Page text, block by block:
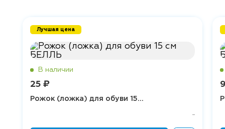
Лучшая цена
25 ₽
Рожок (ложка) для обуви 15...